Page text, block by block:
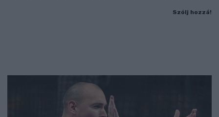
Szólj hozzá!